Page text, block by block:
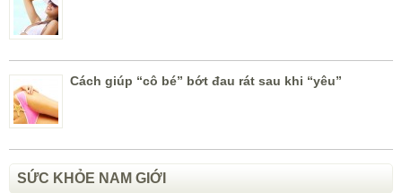
Cách giúp “cô bé” bớt đau rát sau khi “yêu”
SỨC KHỎE NAM GIỚI